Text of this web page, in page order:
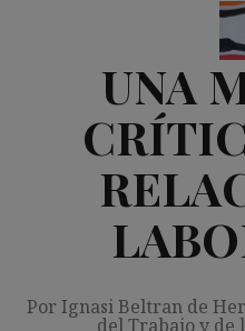
UNA
Por Ignasi Beltran de
del Trabajo y de